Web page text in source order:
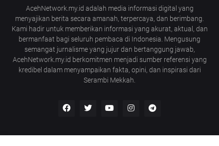
AcehNetwork.my.id adalah media informasi digital yang
menyajikan berita secara amanah, terpercaya, dan berimbang.
Kami hadir untuk memberikan informasi yang akurat, aktual, dan
bermanfaat bagi seluruh pembaca di Indonesia. Mengusung
semangat jurnalisme yang jujur dan bertanggung jawab,
AcehNetwork.my.id berkomitmen menjadi sumber referensi yang
kredibel dalam menyampaikan fakta, opini, dan inspirasi dari
Serambi Mekkah.